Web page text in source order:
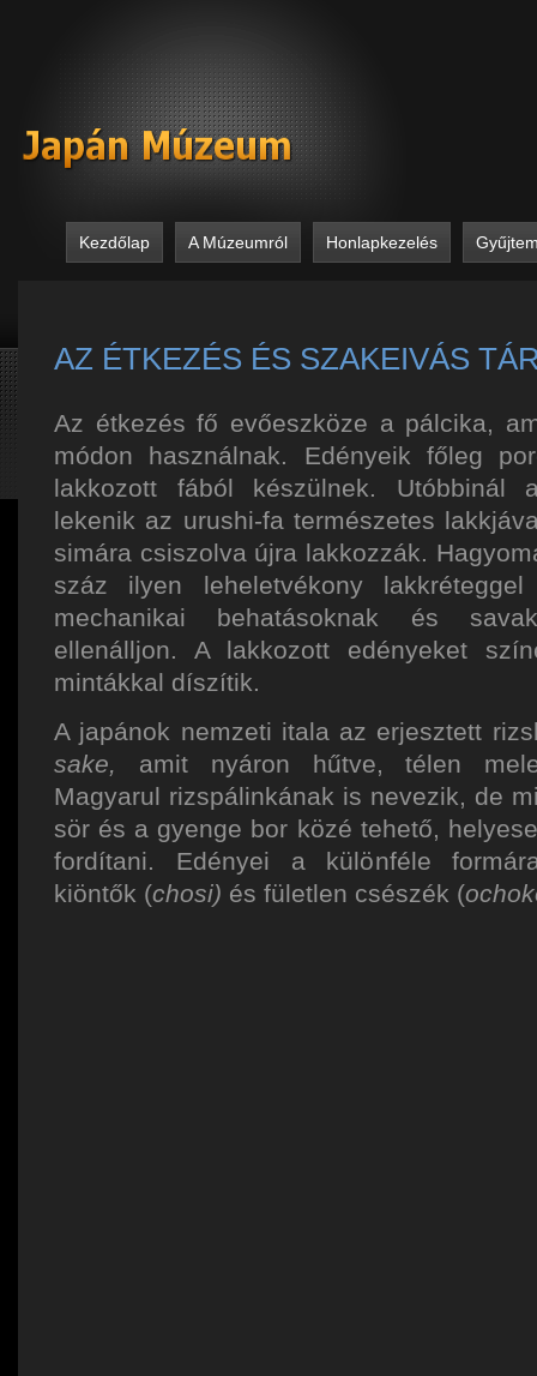
Kezdőlap A Múzeumról Honlapkezelés
AZ ÉTKEZÉS ÉS SZAKEIVÁS
Az étkezés fő evőeszköze a pálcika,
módon használnak. Edényeik főleg
lakkozott fából készülnek. Utóbbinál
lekenik az urushi-fa természetes
simára csiszolva újra lakkozzák.
száz ilyen leheletvékony
mechanikai behatásoknak és
ellenálljon. A lakkozott edényeket
mintákkal díszítik.
A japánok nemzeti itala az erjesztett
sake, amit nyáron hűtve, télen
Magyarul rizspálinkának is nevezik, de
sör és a gyenge bor közé tehető,
fordítani. Edényei a különféle
kiöntők (chosi) és fületlen csészék (